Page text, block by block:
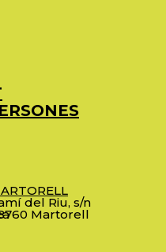
del Riu, s/n
Martorell